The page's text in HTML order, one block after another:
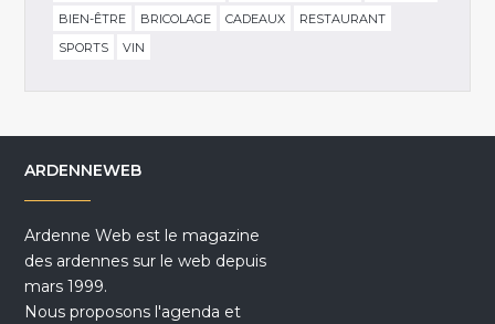
BIEN-ÊTRE
BRICOLAGE CADEAUX
RESTAURANT
SPORTS
VIN
ARDENNEWEB
Ardenne Web est le magazine
des ardennes sur le web depuis
mars 1999.
Nous proposons l'agenda et